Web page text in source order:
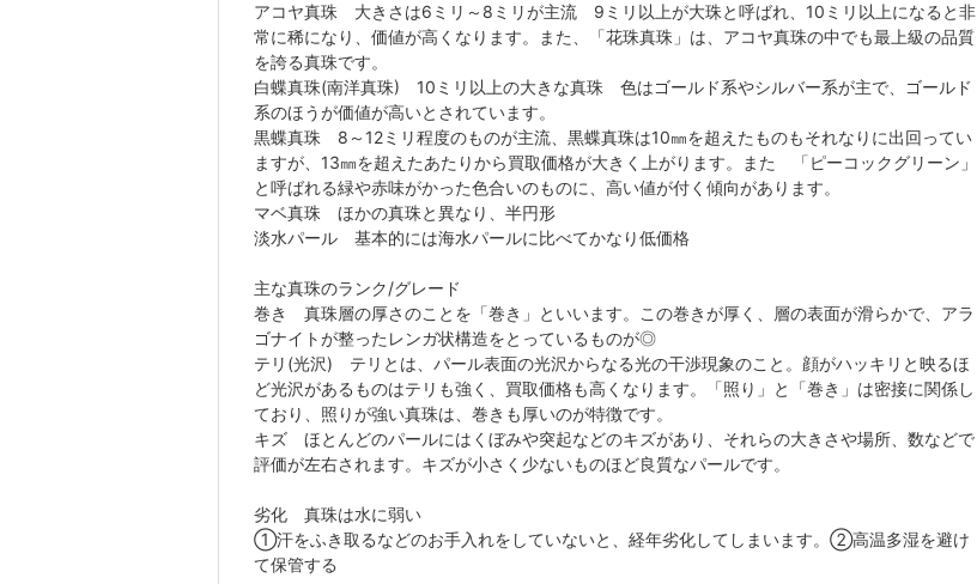
アコヤ真珠 大きさは6ミリ～8ミリが主流 9ミリ以上が大珠と呼ばれ、10ミリ以上になると非
常に稀になり、価値が高くなります。また、「花珠真珠」は、アコヤ真珠の中でも最上級の品質
を誇る真珠です。
白蝶真珠(南洋真珠) 10ミリ以上の大きな真珠 色はゴールド系やシルバー系が主で、ゴールド
系のほうが価値が高いとされています。
黒蝶真珠 8～12ミリ程度のものが主流、黒蝶真珠は10㎜を超えたものもそれなりに出回ってい
ますが、13㎜を超えたあたりから買取価格が大きく上がります。また 「ピーコックグリーン」
と呼ばれる緑や赤味がかった色合いのものに、高い値が付く傾向があります。
マベ真珠 ほかの真珠と異なり、半円形
淡水パール 基本的には海水パールに比べてかなり低価格
主な真珠のランク/グレード
巻き 真珠層の厚さのことを「巻き」といいます。この巻きが厚く、層の表面が滑らかで、アラ
ゴナイトが整ったレンガ状構造をとっているものが◎
テリ(光沢) テリとは、パール表面の光沢からなる光の干渉現象のこと。顔がハッキリと映るほ
ど光沢があるものはテリも強く、買取価格も高くなります。「照り」と「巻き」は密接に関係し
ており、照りが強い真珠は、巻きも厚いのが特徴です。
キズ ほとんどのパールにはくぼみや突起などのキズがあり、それらの大きさや場所、数などで
評価が左右されます。キズが小さく少ないものほど良質なパールです。
劣化 真珠は水に弱い
①汗をふき取るなどのお手入れをしていないと、経年劣化してしまいます。②高温多湿を避け
て保管する